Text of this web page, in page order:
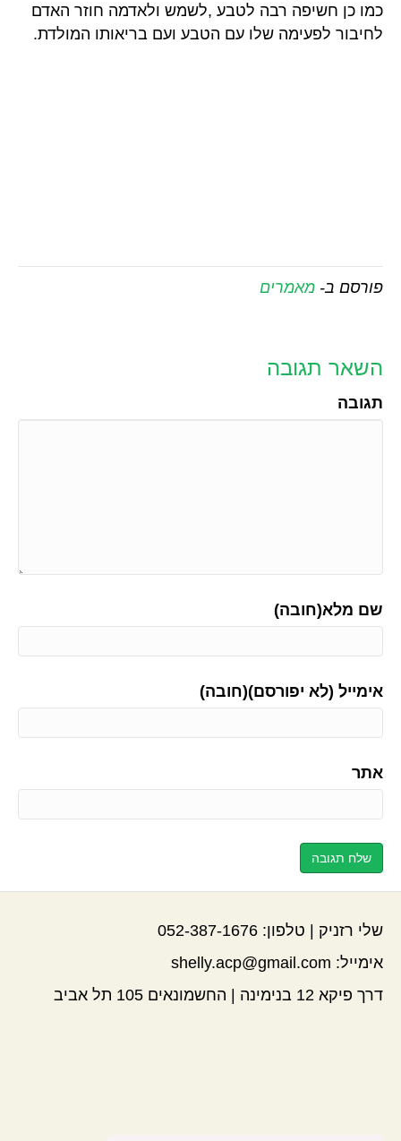
כמו כן חשיפה רבה לטבע ,לשמש ולאדמה חוזר האדם
לחיבור לפעימה שלו עם הטבע ועם בריאותו המולדת.
פורסם ב- מאמרים
השאר תגובה
תגובה
שם מלא(חובה)
אימייל (לא יפורסם)(חובה)
אתר
שלי רזניק | טלפון: 052-387-1676
אימייל: shelly.acp@gmail.com
דרך פיקא 12 בנימינה | החשמונאים 105 תל אביב